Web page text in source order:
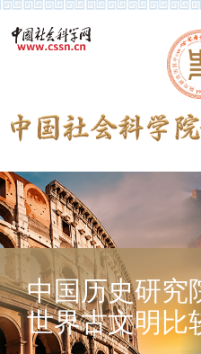
中国历史研究
世界古文明比